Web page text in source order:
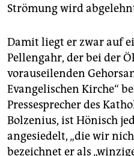
Strömung wird
Damit liegt er zwar auf
Pellengahr, der bei der
vorauseilenden
Evangelischen Kirche“
Pressesprecher des
Bolzenius, ist Hönisch
angesiedelt, „die wir
bezeichnet er als